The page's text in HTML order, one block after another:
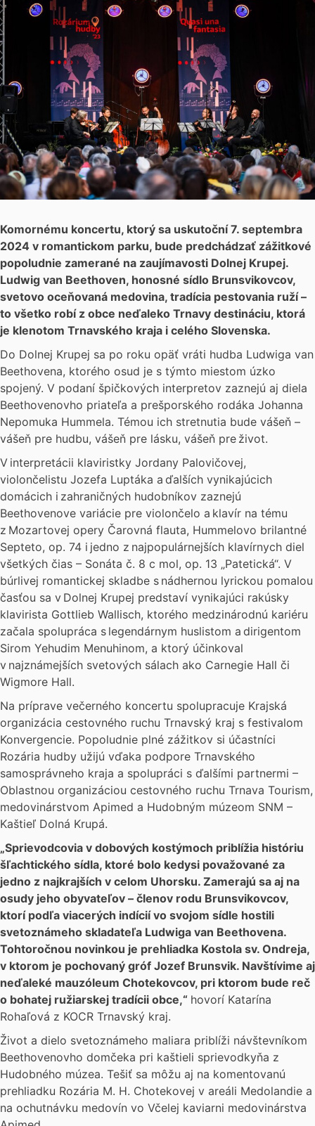
Komornému koncertu, ktorý sa uskutoční 7. septembra
2024 v romantickom parku, bude predchádzať zážitkové
popoludnie zamerané na zaujímavosti Dolnej Krupej.
Ludwig van Beethoven, honosné sídlo Brunsvikovcov,
svetovo oceňovaná medovina, tradícia pestovania ruží –
to všetko robí z obce neďaleko Trnavy destináciu, ktorá
je klenotom Trnavského kraja i celého Slovenska.
Do Dolnej Krupej sa po roku opäť vráti hudba Ludwiga van
Beethovena, ktorého osud je s týmto miestom úzko
spojený. V podaní špičkových interpretov zaznejú aj diela
Beethovenovho priateľa a prešporského rodáka Johanna
Nepomuka Hummela. Témou ich stretnutia bude vášeň –
vášeň pre hudbu, vášeň pre lásku, vášeň pre život.
V interpretácii klaviristky Jordany Palovičovej,
violončelistu Jozefa Luptáka a ďalších vynikajúcich
domácich i zahraničných hudobníkov zaznejú
Beethovenove variácie pre violončelo a klavír na tému
z Mozartovej opery Čarovná flauta, Hummelovo brilantné
Septeto, op. 74 i jedno z najpopulárnejších klavírnych diel
všetkých čias – Sonáta č. 8 c mol, op. 13 „Patetická“. V
búrlivej romantickej skladbe s nádhernou lyrickou pomalou
časťou sa v Dolnej Krupej predstaví vynikajúci rakúsky
klavirista Gottlieb Wallisch, ktorého medzinárodnú kariéru
začala spolupráca s legendárnym huslistom a dirigentom
Sirom Yehudim Menuhinom, a ktorý účinkoval
v najznámejších svetových sálach ako Carnegie Hall či
Wigmore Hall.
Na príprave večerného koncertu spolupracuje Krajská
organizácia cestovného ruchu Trnavský kraj s festivalom
Konvergencie. Popoludnie plné zážitkov si účastníci
Rozária hudby užijú vďaka podpore Trnavského
samosprávneho kraja a spolupráci s ďalšími partnermi –
Oblastnou organizáciou cestovného ruchu Trnava Tourism,
medovinárstvom Apimed a Hudobným múzeom SNM –
Kaštieľ Dolná Krupá.
„Sprievodcovia v dobových kostýmoch priblížia históriu
šľachtického sídla, ktoré bolo kedysi považované za
jedno z najkrajších v celom Uhorsku. Zamerajú sa aj na
osudy jeho obyvateľov – členov rodu Brunsvikovcov,
ktorí podľa viacerých indícií vo svojom sídle hostili
svetoznámeho skladateľa Ludwiga van Beethovena.
Tohtoročnou novinkou je prehliadka Kostola sv. Ondreja,
v ktorom je pochovaný gróf Jozef Brunsvik. Navštívime aj
neďaleké mauzóleum Chotekovcov, pri ktorom bude reč
o bohatej ružiarskej tradícii obce,“ hovorí Katarína
Rohaľová z KOCR Trnavský kraj.
Život a dielo svetoznámeho maliara priblíži návštevníkom
Beethovenovho domčeka pri kaštieli sprievodkyňa z
Hudobného múzea. Tešiť sa môžu aj na komentovanú
prehliadku Rozária M. H. Chotekovej v areáli Medolandie a
na ochutnávku medovín vo Včelej kaviarni medovinárstva